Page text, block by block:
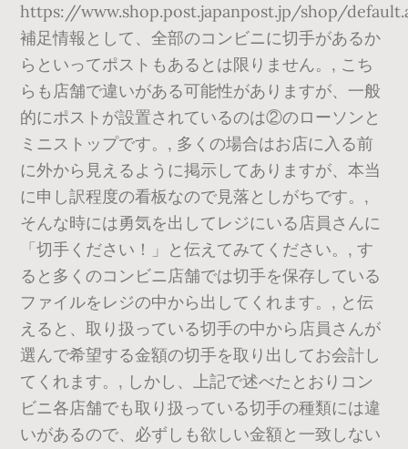
https://www.shop.post.japanpost.jp/shop/
補足情報として、全部のコンビニに切手があるか
らといってポストもあるとは限りません。, こち
らも店舗で違いがある可能性がありますが、一般
的にポストが設置されているのは②のローソンと
ミニストップです。, 多くの場合はお店に入る前
に外から見えるように掲示してありますが、本当
に申し訳程度の看板なので見落としがちです。,
そんな時には勇気を出してレジにいる店員さんに
「切手ください！」と伝えてみてください。, す
ると多くのコンビニ店舗では切手を保存している
ファイルをレジの中から出してくれます。, と伝
えると、取り扱っている切手の中から店員さんが
選んで希望する金額の切手を取り出してお会計し
てくれます。, しかし、上記で述べたとおりコン
ビニ各店舗でも取り扱っている切手の種類には違
いがあるので、必ずしも欲しい金額と一致しない